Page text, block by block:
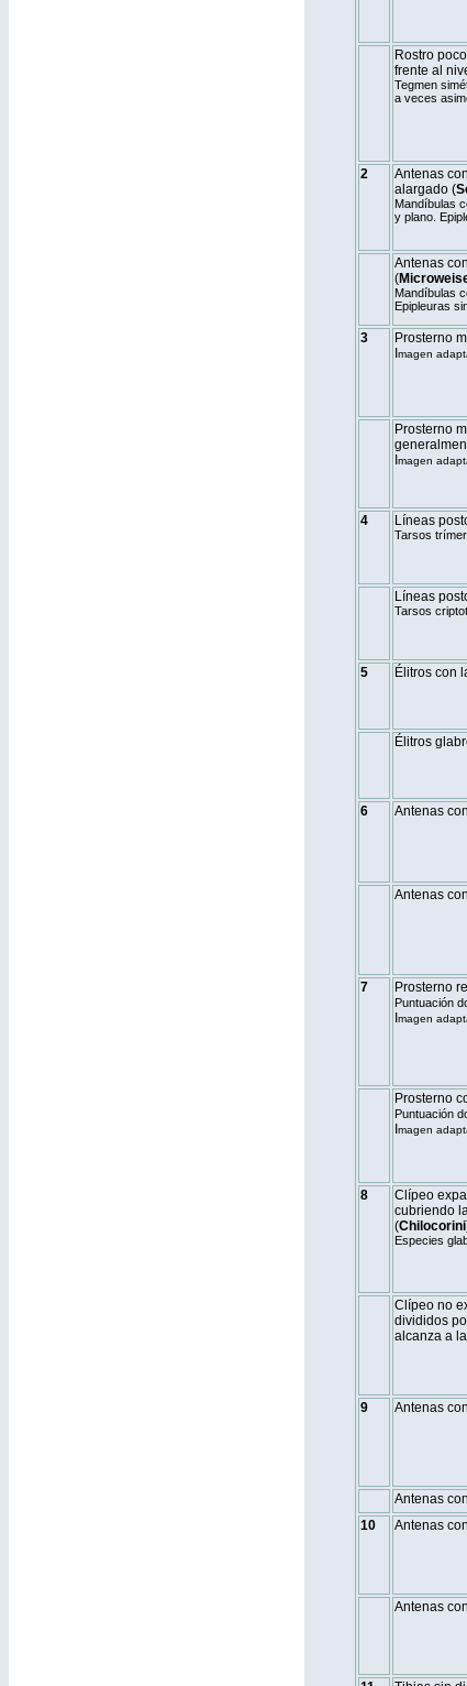
Rostro
frente al
Tegmen
a veces
2
Antenas
alargado (
Mandíbulas
y plano.
Antenas
(
Mandíbulas
Epipleuras
3
Prosterno
magen
Prosterno
magen
4
Líneas
Tarsos
Líneas
Tarsos
5
Élitros con
Élitros
6
Antenas
Antenas
7
Prosterno
Puntuación
magen
Prosterno
Puntuación
magen
8
Clípeo
cubriendo
(Chilocorini
Especies
Clípeo no
divididos
alcanza a
9
Antenas
Antenas
10
Antenas
Antenas